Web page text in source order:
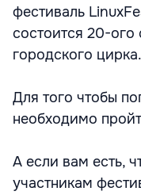
фестиваль
состоится 20-ого
городского цирка.
Для того чтобы
необходимо
А если вам есть,
участникам